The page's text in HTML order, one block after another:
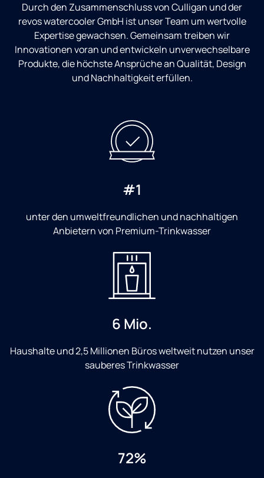
Durch den Zusammenschluss von Culligan und der
revos watercooler GmbH ist unser Team um wertvolle
Expertise gewachsen. Gemeinsam treiben wir
Innovationen voran und entwickeln unverwechselbare
Produkte, die höchste Ansprüche an Qualität, Design
und Nachhaltigkeit erfüllen.
#1
unter den umweltfreundlichen und nachhaltigen
Anbietern von Premium-Trinkwasser
6 Mio.
Haushalte und 2,5 Millionen Büros weltweit nutzen unser
sauberes Trinkwasser
72%